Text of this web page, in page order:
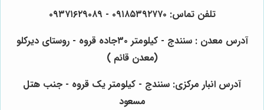
تلفن تماس: ۰۹۱۸۵۳۹۲۷۷۰ - ۰۹۳۷۱۶۲۹۰۸۹
آدرس معدن : سنندج - کیلومتر ۳۰جاده قروه - روستای دیرکلو
(معدن قائم )
آدرس انبار مرکزی: سنندج - کیلومتر یک قروه - جنب هتل
مسعود